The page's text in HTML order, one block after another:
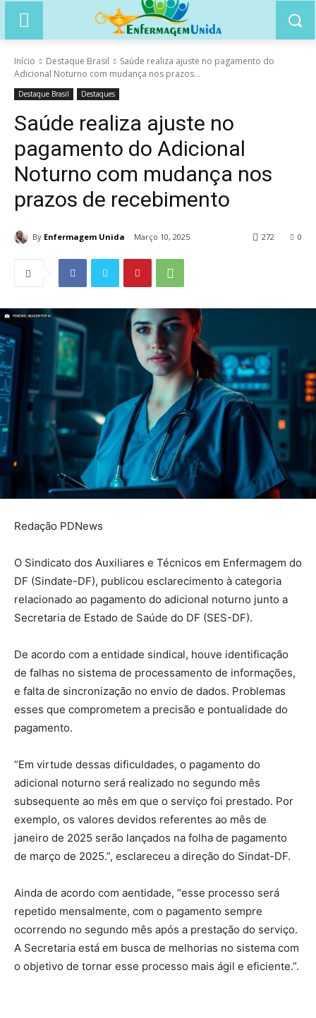
Início Destaque Brasil
Saúde realiza ajuste no pagamento do
Adicional Noturno com mudança nos prazos...
Destaque Brasil Destaques
Saúde realiza ajuste no
pagamento do Adicional
Noturno com mudança nos
prazos de recebimento
By Enfermagem Unida Março 10, 2025 0
272
Redação PDNews
O Sindicato dos Auxiliares e Técnicos em Enfermagem do
DF (Sindate-DF), publicou esclarecimento à categoria
relacionado ao pagamento do adicional noturno junto a
Secretaria de Estado de Saúde do DF (SES-DF).
De acordo com a entidade sindical, houve identificação
de falhas no sistema de processamento de informações,
e falta de sincronização no envio de dados. Problemas
esses que comprometem a precisão e pontualidade do
pagamento.
“Em virtude dessas dificuldades, o pagamento do
adicional noturno será realizado no segundo mês
subsequente ao mês em que o serviço foi prestado. Por
exemplo, os valores devidos referentes ao mês de
janeiro de 2025 serão lançados na folha de pagamento
de março de 2025.”, esclareceu a direção do Sindat-DF.
Ainda de acordo com aentidade, “esse processo será
repetido mensalmente, com o pagamento sempre
ocorrendo no segundo mês após a prestação do serviço.
A Secretaria está em busca de melhorias no sistema com
o objetivo de tornar esse processo mais ágil e eficiente.”.